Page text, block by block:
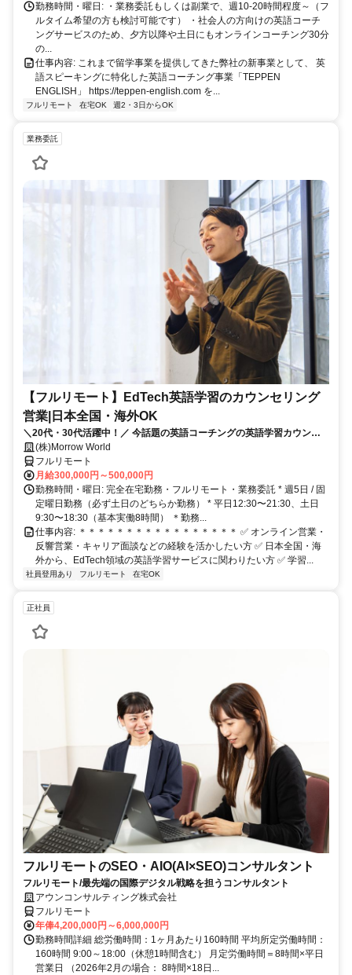
勤務時間・曜日: ・業務委託もしくは副業で、週10-20時間程度～（フ
ルタイム希望の方も検討可能です） ・社会人の方向けの英語コーチ
ングサービスのため、夕方以降や土日にもオンラインコーチング30分
の...
仕事内容: これまで留学事業を提供してきた弊社の新事業として、 英
語スピーキングに特化した英語コーチング事業「TEPPEN
ENGLISH」 https://teppen-english.com を...
フルリモート 在宅OK 週2・3日からOK
業務委託
【フルリモート】EdTech英語学習のカウンセリング
営業|日本全国・海外OK
＼20代・30代活躍中！／ 今話題の英語コーチングの英語学習カウンセ
ラー✨ 全国・海外どこからでも応募・勤務可能◎
(株)Morrow World
フルリモート
月給300,000円～500,000円
勤務時間・曜日: 完全在宅勤務・フルリモート・業務委託 * 週5日 / 固
定曜日勤務（必ず土日のどちらか勤務） * 平日12:30〜21:30、土日
9:30〜18:30（基本実働8時間） ＊勤務...
仕事内容: ＊＊＊＊＊＊＊＊＊＊＊＊＊＊＊＊＊ ✅ オンライン営業・
反響営業・キャリア面談などの経験を活かしたい方 ✅ 日本全国・海
外から、EdTech領域の英語学習サービスに関わりたい方 ✅ 学習...
社員登用あり フルリモート 在宅OK
正社員
フルリモートのSEO・AIO(AI×SEO)コンサルタント
フルリモート/最先端の国際デジタル戦略を担うコンサルタント
アウンコンサルティング株式会社
フルリモート
年俸4,200,000円～6,000,000円
勤務時間詳細 総労働時間：1ヶ月あたり160時間 平均所定労働時間：
160時間 9:00～18:00（休憩1時間含む） 月定労働時間＝8時間×平日
営業日 （2026年2月の場合： 8時間×18日...